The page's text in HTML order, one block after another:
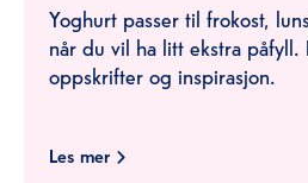
Yoghurt passer til frokost,
når du vil ha litt ekstra
oppskrifter og inspirasjon.
Les mer